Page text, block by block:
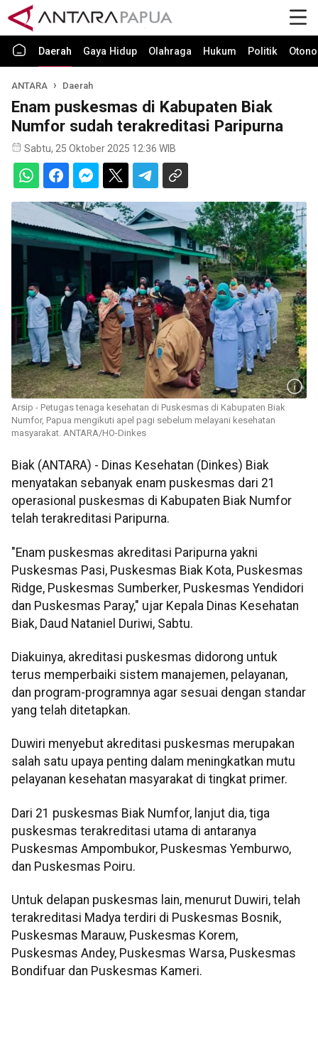
Daerah Gaya Hidup Olahraga Hukum Politik
ANTARA Daerah
Enam puskesmas di Kabupaten Biak
Numfor sudah terakreditasi Paripurna
Sabtu, 25 Oktober 2025 12:36 WIB
Arsip - Petugas tenaga kesehatan di Puskesmas di Kabupaten Biak
Numfor, Papua mengikuti apel pagi sebelum melayani kesehatan
masyarakat. ANTARA/HO-Dinkes
Biak (ANTARA) - Dinas Kesehatan (Dinkes) Biak
menyatakan sebanyak enam puskesmas dari 21
operasional puskesmas di Kabupaten Biak Numfor
telah terakreditasi Paripurna.
"Enam puskesmas akreditasi Paripurna yakni
Puskesmas Pasi, Puskesmas Biak Kota, Puskesmas
Ridge, Puskesmas Sumberker, Puskesmas Yendidori
dan Puskesmas Paray," ujar Kepala Dinas Kesehatan
Biak, Daud Nataniel Duriwi, Sabtu.
Diakuinya, akreditasi puskesmas didorong untuk
terus memperbaiki sistem manajemen, pelayanan,
dan program-programnya agar sesuai dengan standar
yang telah ditetapkan.
Duwiri menyebut akreditasi puskesmas merupakan
salah satu upaya penting dalam meningkatkan mutu
pelayanan kesehatan masyarakat di tingkat primer.
Dari 21 puskesmas Biak Numfor, lanjut dia, tiga
puskesmas terakreditasi utama di antaranya
Puskesmas Ampombukor, Puskesmas Yemburwo,
dan Puskesmas Poiru.
Untuk delapan puskesmas lain, menurut Duwiri, telah
terakreditasi Madya terdiri di Puskesmas Bosnik,
Puskesmas Marauw, Puskesmas Korem,
Puskesmas Andey, Puskesmas Warsa, Puskesmas
Bondifuar dan Puskesmas Kameri.